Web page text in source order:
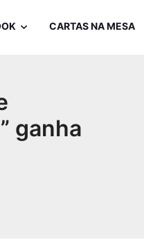
CARTAS NA MESA
ganha